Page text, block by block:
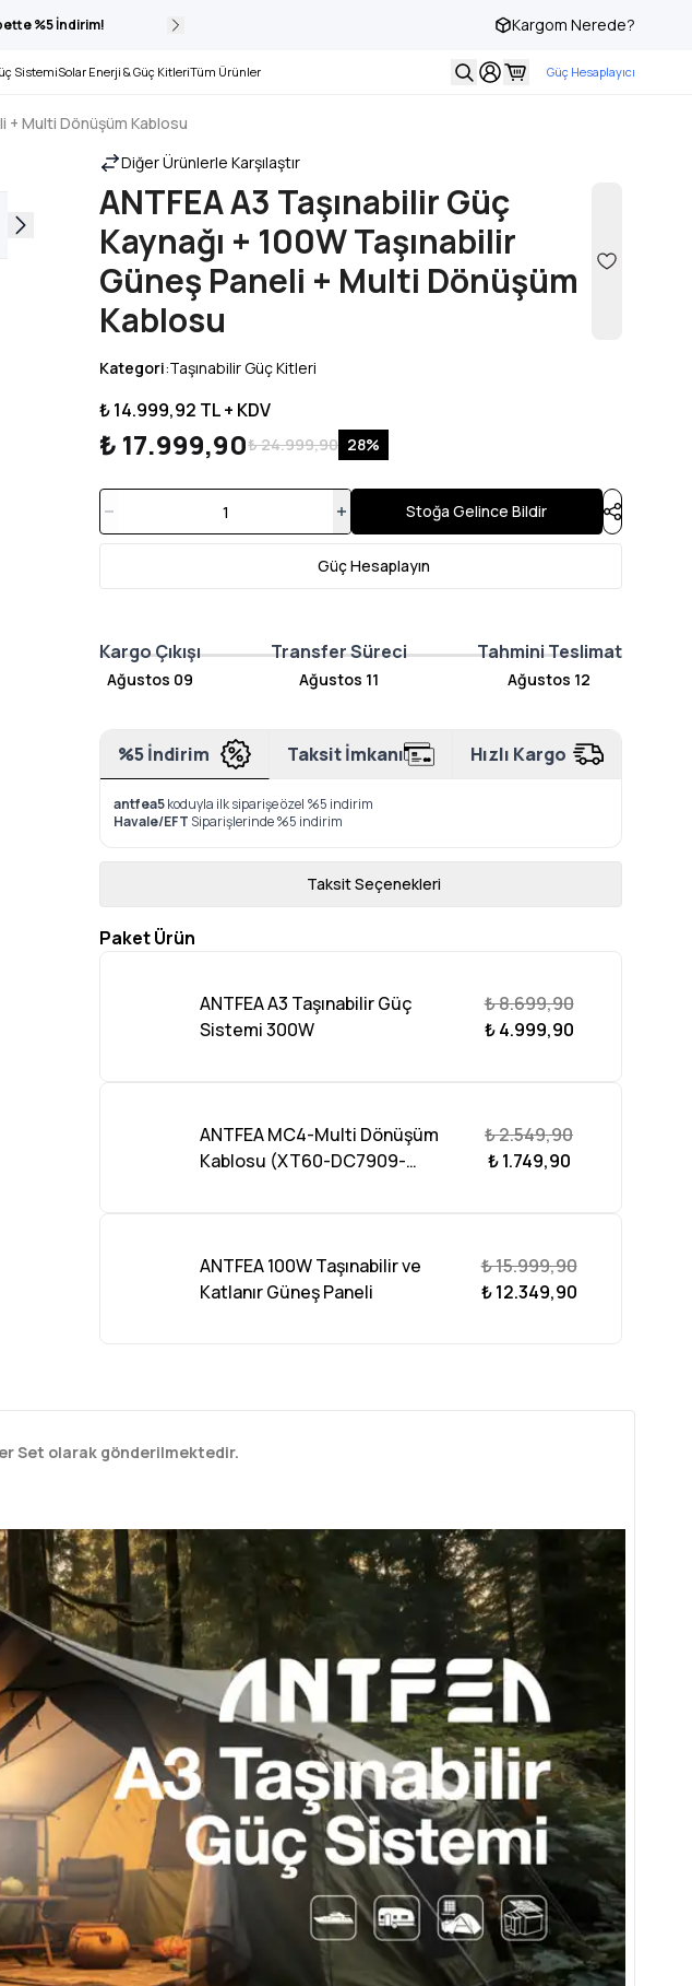
%5 İndirim! Kargom Nerede?
SistemiSolar Enerji & Güç KitleriTüm Ürünler Güç Hesaplayıcı
+ Multi Dönüşüm Kablosu
Diğer Ürünlerle Karşılaştır
ANTFEA A3 Taşınabilir Güç
Kaynağı + 100W Taşınabilir
Güneş Paneli + Multi Dönüşüm
Kablosu
Kategori:Taşınabilir Güç Kitleri
₺ 14.999,92 TL + KDV
₺ 17.999,90₺ 24.999,90 28%
Stoğa Gelince Bildir
Güç Hesaplayın
Kargo Çıkışı
Ağustos 09
Transfer Süreci
Ağustos 11
Tahmini Teslimat
Ağustos 12
%5 İndirim Taksit İmkanı Hızlı Kargo
antfea5koduyla ilk siparişe özel %5 indirim
Havale/EFTSiparişlerinde %5 indirim
Taksit Seçenekleri
Paket Ürün
ANTFEA A3 Taşınabilir Güç
Sistemi 300W
₺ 8.699,90
₺ 4.999,90
ANTFEA MC4-Multi Dönüşüm
Kablosu (XT60-DC7909-
₺ 2.549,90
₺ 1.749,90
ANTFEA 100W Taşınabilir ve
Katlanır Güneş Paneli
₺ 15.999,90
₺ 12.349,90
Set olarak gönderilmektedir.